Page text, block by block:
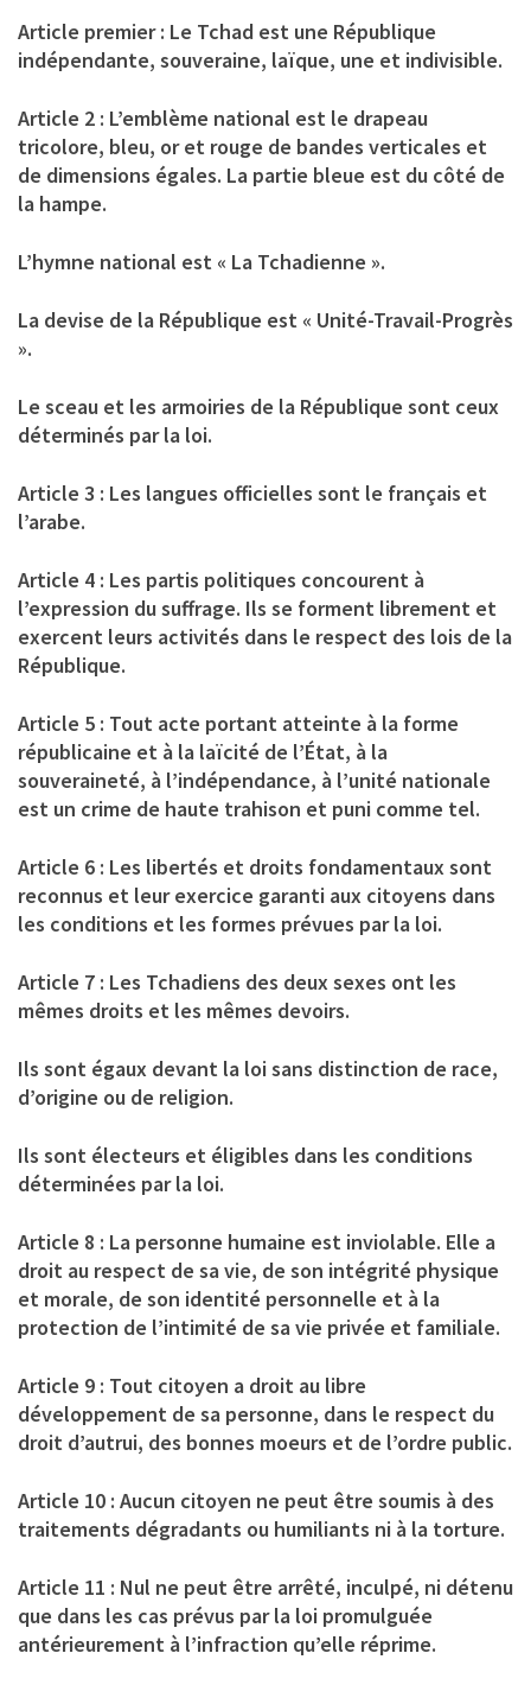
Article premier : Le Tchad est une République
indépendante, souveraine, laïque, une et indivisible.
Article 2 : L’emblème national est le drapeau
tricolore, bleu, or et rouge de bandes verticales et
de dimensions égales. La partie bleue est du côté de
la hampe.
L’hymne national est « La Tchadienne ».
La devise de la République est « Unité-Travail-Progrès
».
Le sceau et les armoiries de la République sont ceux
déterminés par la loi.
Article 3 : Les langues officielles sont le français et
l’arabe.
Article 4 : Les partis politiques concourent à
l’expression du suffrage. Ils se forment librement et
exercent leurs activités dans le respect des lois de la
République.
Article 5 : Tout acte portant atteinte à la forme
républicaine et à la laïcité de l’État, à la
souveraineté, à l’indépendance, à l’unité nationale
est un crime de haute trahison et puni comme tel.
Article 6 : Les libertés et droits fondamentaux sont
reconnus et leur exercice garanti aux citoyens dans
les conditions et les formes prévues par la loi.
Article 7 : Les Tchadiens des deux sexes ont les
mêmes droits et les mêmes devoirs.
Ils sont égaux devant la loi sans distinction de race,
d’origine ou de religion.
Ils sont électeurs et éligibles dans les conditions
déterminées par la loi.
Article 8 : La personne humaine est inviolable. Elle a
droit au respect de sa vie, de son intégrité physique
et morale, de son identité personnelle et à la
protection de l’intimité de sa vie privée et familiale.
Article 9 : Tout citoyen a droit au libre
développement de sa personne, dans le respect du
droit d’autrui, des bonnes moeurs et de l’ordre public.
Article 10 : Aucun citoyen ne peut être soumis à des
traitements dégradants ou humiliants ni à la torture.
Article 11 : Nul ne peut être arrêté, inculpé, ni détenu
que dans les cas prévus par la loi promulguée
antérieurement à l’infraction qu’elle réprime.